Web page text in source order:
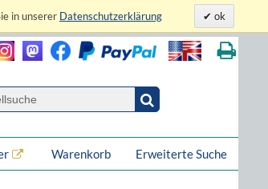
in unserer Datenschutzerklärung ok
Erweiterte Suche
Warenkorb